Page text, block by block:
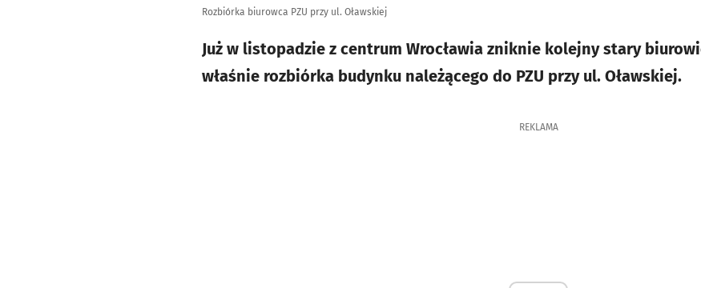
Rozbiórka biurowca PZU przy ul. Oławskiej
Już w listopadzie z centrum Wrocławia zniknie kolejny stary
właśnie rozbiórka budynku należącego do PZU przy ul. Oławskiej.
REKLAMA